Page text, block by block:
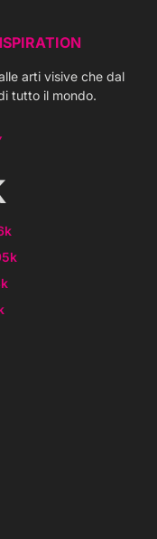
arti visive che dal
tutto il mondo.